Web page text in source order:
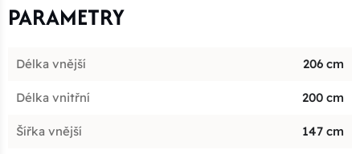
PARAMETRY
Délka vnější 206 cm
Délka vnitřní 200 cm
Šířka vnější 147 cm